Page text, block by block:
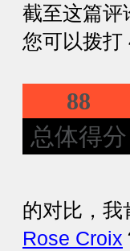
截至这篇评
您可以拨打
88
总体得分
的对比，我
Rose Croix